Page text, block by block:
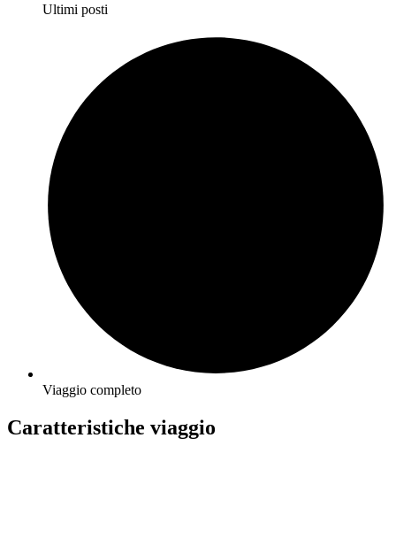
Ultimi posti
Viaggio completo
Caratteristiche viaggio